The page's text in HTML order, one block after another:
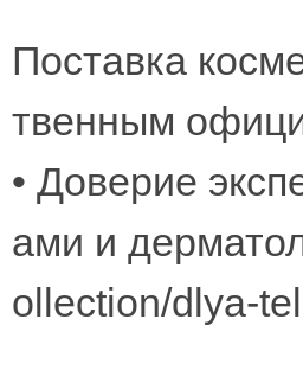
Поставка
твенным
• Доверие
ами и
ollection/dlya-